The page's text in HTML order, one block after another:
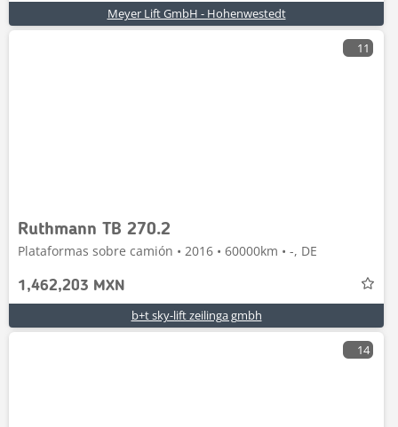
Meyer Lift GmbH - Hohenwestedt
11
Ruthmann TB 270.2
Plataformas sobre camión • 2016 • 60000km • -, DE
1,462,203 MXN
b+t sky-lift zeilinga gmbh
14